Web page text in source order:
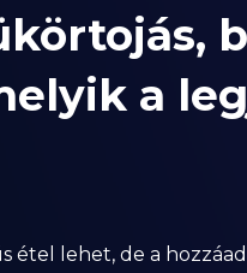
a
étel lehet, de a